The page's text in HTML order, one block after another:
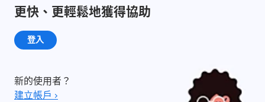
更快、更輕鬆地獲得協助
登入
新的使用者？
建立帳戶 ›